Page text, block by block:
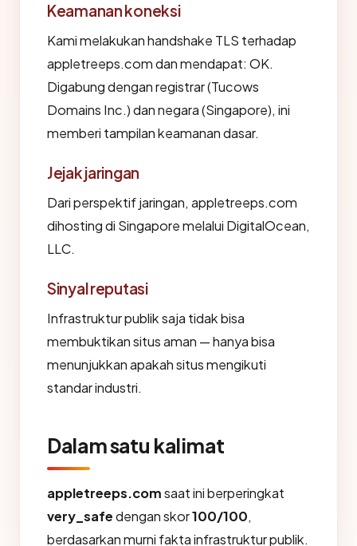
Keamanan koneksi
Kami melakukan handshake TLS terhadap
appletreeps.com dan mendapat: OK.
Digabung dengan registrar (Tucows
Domains Inc.) dan negara (Singapore), ini
memberi tampilan keamanan dasar.
Jejak jaringan
Dari perspektif jaringan, appletreeps.com
dihosting di Singapore melalui DigitalOcean,
LLC.
Sinyal reputasi
Infrastruktur publik saja tidak bisa
membuktikan situs aman — hanya bisa
menunjukkan apakah situs mengikuti
standar industri.
Dalam satu kalimat
appletreeps.comsaat ini berperingkat
very_safedengan skor100/100,
berdasarkan murni fakta infrastruktur publik.